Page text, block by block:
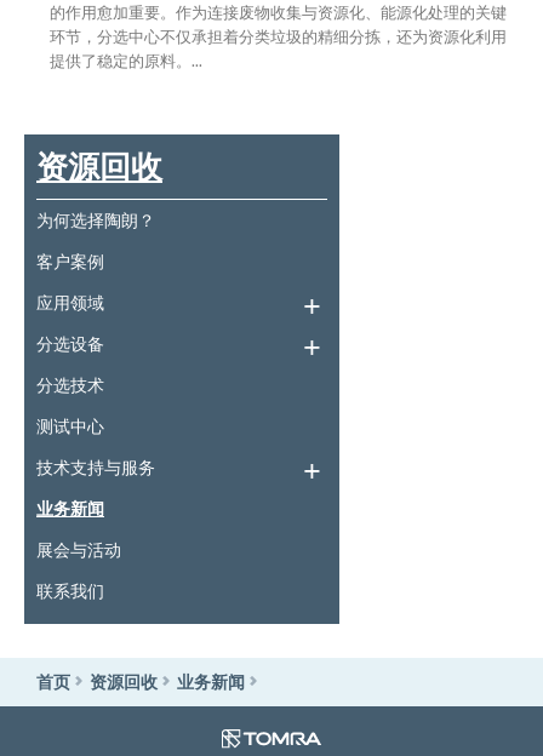
资源回收
为何选择陶朗？
客户案例
应用领域
分选设备
分选技术
测试中心
技术支持与服务
业务新闻
展会与活动
联系我们
的作用愈加重要。作为连接废物收集与资源化、能源化处理的关键
环节，分选中心不仅承担着分类垃圾的精细分拣，还为资源化利用
提供了稳定的原料。...
首页 资源回收 业务新闻